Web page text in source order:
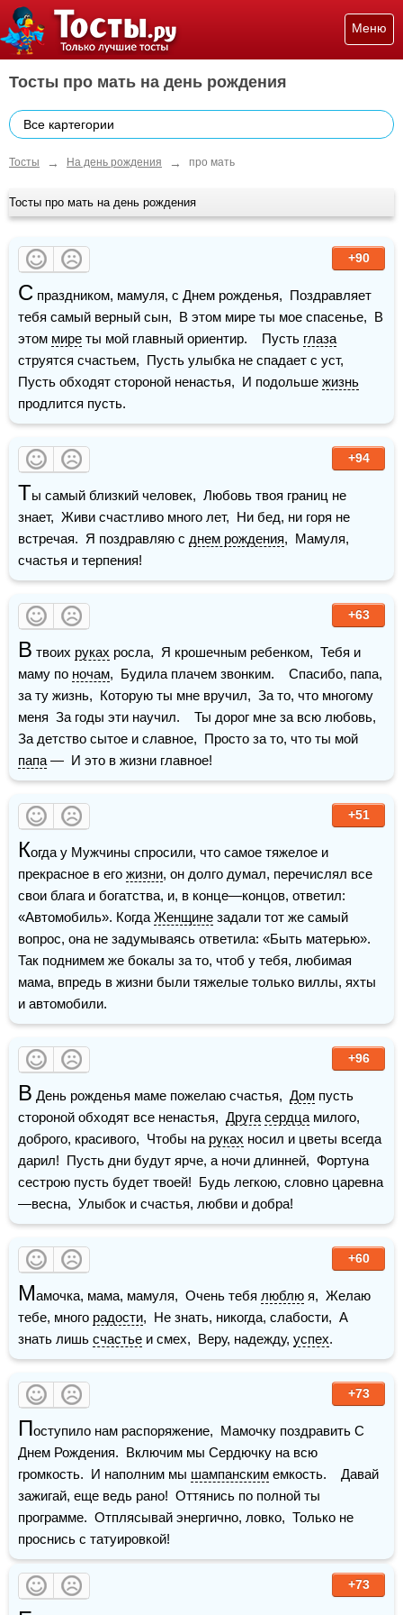
Меню
Тосты про мать на день рождения
Все картегории
Тосты → На день рождения → про мать
Тосты про мать на день рождения
+90
С праздником, мамуля, с Днем рожденья,  Поздравляет
тебя самый верный сын,  В этом мире ты мое спасенье,  В
этом мире ты мой главный ориентир.    Пусть глаза
струятся счастьем,  Пусть улыбка не спадает с уст,
Пусть обходят стороной ненастья,  И подольше жизнь
продлится пусть.
+94
Ты самый близкий человек,  Любовь твоя границ не
знает,  Живи счастливо много лет,  Ни бед, ни горя не
встречая.  Я поздравляю с днем рождения,  Мамуля,
счастья и терпения!
+63
В твоих руках росла,  Я крошечным ребенком,  Тебя и
маму по ночам,  Будила плачем звонким.    Спасибо, папа,
за ту жизнь,  Которую ты мне вручил,  За то, что многому
меня  За годы эти научил.    Ты дорог мне за всю любовь,
папа —  И это в жизни главное!
+51
Когда у Мужчины спросили, что самое тяжелое и
прекрасное в его жизни, он долго думал, перечислял все
свои блага и богатства, и, в конце—концов, ответил:
«Автомобиль». Когда Женщине задали тот же самый
вопрос, она не задумываясь ответила: «Быть матерью».
Так поднимем же бокалы за то, чтоб у тебя, любимая
мама, впредь в жизни были тяжелые только виллы, яхты
и автомобили.
+96
В День рожденья маме пожелаю счастья, Дом пусть
стороной обходят все ненастья, Друга сердца милого,
доброго, красивого,  Чтобы на руках носил и цветы всегда
дарил!  Пусть дни будут ярче, а ночи длинней,  Фортуна
сестрою пусть будет твоей!  Будь легкою, словно царевна
—весна,  Улыбок и счастья, любви и добра!
+60
Мамочка, мама, мамуля,  Очень тебя люблю я,  Желаю
тебе, много радости,  Не знать, никогда, слабости,  А
знать лишь счастье и смех,  Веру, надежду, успех.
+73
Поступило нам распоряжение,  Мамочку поздравить С
Днем Рождения.  Включим мы Сердючку на всю
громкость.  И наполним мы шампанским емкость.    Давай
зажигай, еще ведь рано!  Оттянись по полной ты
программе.  Отплясывай энергично, ловко,  Только не
проснись с татуировкой!
+73